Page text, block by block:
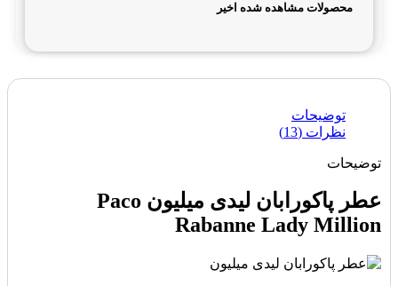
محصولات مشاهده شده اخیر
توضیحات
نظرات (13)
توضیحات
عطر پاکورابان لیدی میلیون Paco
Rabanne Lady Million